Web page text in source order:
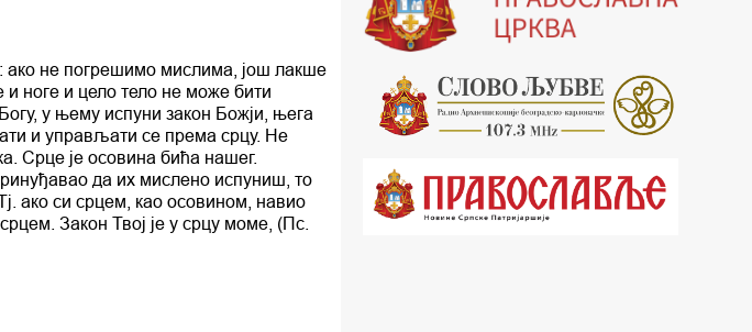
ако не погрешимо мислима, још лакше
и ноге и цело тело не може бити
у њему испуни закон Божји, њега
и управљати се према срцу. Не
Срце је осовина бића нашег.
да их мислено испуниш, то
ако си срцем, као осовином, навио
Закон Твој је у срцу моме, (Пс.
19.30 Вечерње молитве
20.00 Вести из Цркве
20.15 Реч архијереја
20.30 Хроника Архиепископије
21.03 Врлинослов
22.03 Црквена предавања и трибине